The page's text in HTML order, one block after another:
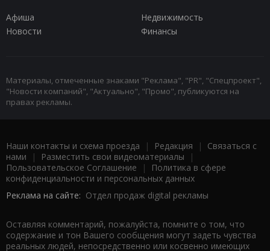
Афиша
Недвижимость
Новости
Финансы
Материалы, отмеченные знаками "Реклама", "PR", "Спецпроект",
"Новости компаний", "Актуально", "Промо", публикуются на
правах рекламы.
Наши контакты и схема проезда | Редакция | Связаться с
нами | Разместить свои видеоматериалы |
Пользовательское Соглашение |
Политика в сфере
конфиденциальности и персональных данных
Реклама на сайте: Отдел продаж digital рекламы
Оставляя комментарий, пожалуйста, помните о том, что
содержание и тон Вашего сообщения могут задеть чувства
реальных людей, непосредственно или косвенно имеющих